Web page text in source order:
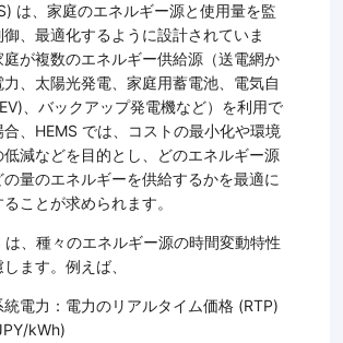
は、家庭のエネルギー源と使用量を監
御、最適化するように設計されていま
庭が複数のエネルギー供給源（送電網か
力、太陽光発電、家庭用蓄電池、電気自
、バックアップ発電機など）を利用で
合、HEMS では、コストの最小化や環境
低減などを目的とし、どのエネルギー源
の量のエネルギーを供給するかを最適に
ことが求められます。
は、種々のエネルギー源の時間変動特性
ます。例えば、
統電力：電力のリアルタイム価格 (RTP)
kWh)